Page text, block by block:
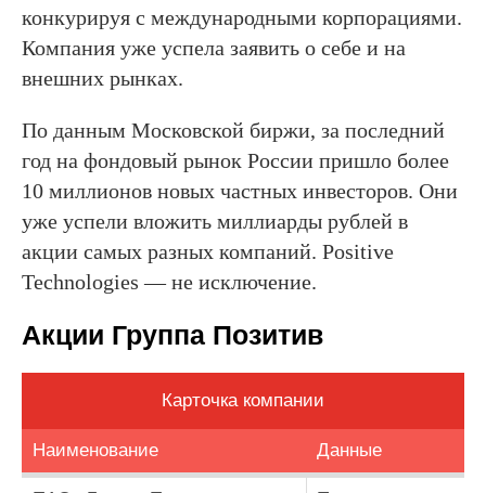
конкурируя с международными корпорациями.
Компания уже успела заявить о себе и на
внешних рынках.
По данным Московской биржи, за последний
год на фондовый рынок России пришло более
10 миллионов новых частных инвесторов. Они
уже успели вложить миллиарды рублей в
акции самых разных компаний. Positive
Technologies — не исключение.
Акции Группа Позитив
Карточка компании
Наименование Данные